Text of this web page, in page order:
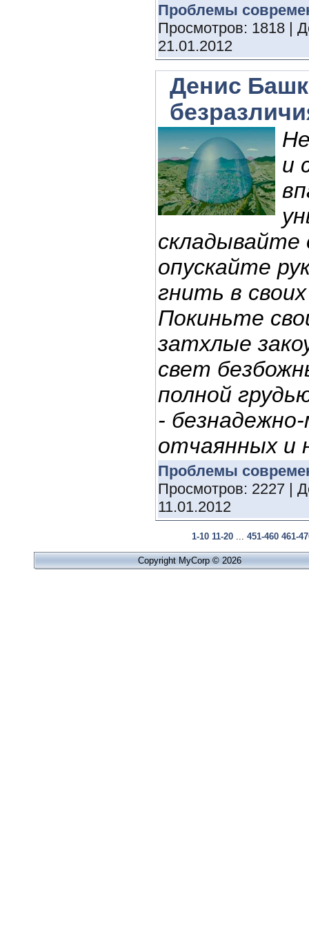
Проблемы
Просмотров: 1818 |
21.01.2012
Денис
и
складывайте
опускайте
гнить в
Покиньте
затхлые
свет
полной
-
отчаянных и
Проблемы
Просмотров: 2227 |
11.01.2012
1-10 11-20 451-460 461-
Copyright MyCorp © 2026